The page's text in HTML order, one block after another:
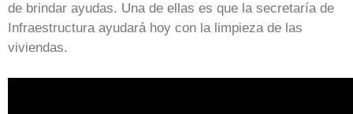
de brindar ayudas. Una de ellas es que la secretaría de
Infraestructura ayudará hoy con la limpieza de las
viviendas.